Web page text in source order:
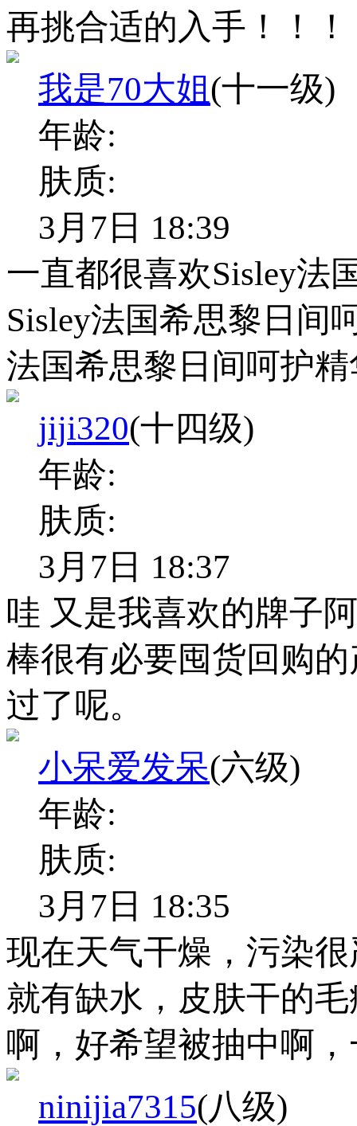
再挑合适的入手！！
我是70大姐(十一级)
年龄:
肤质:
3月7日 18:39
一直都很喜欢Sisley法
Sisley法国希思黎日间
法国希思黎日间呵护
jiji320(十四级)
年龄:
肤质:
3月7日 18:37
哇 又是我喜欢的牌子
棒很有必要囤货回购
过了呢。
小呆爱发呆(六级)
年龄:
肤质:
3月7日 18:35
现在天气干燥，污染
就有缺水，皮肤干的
啊，好希望被抽中啊
ninijia7315(八级)